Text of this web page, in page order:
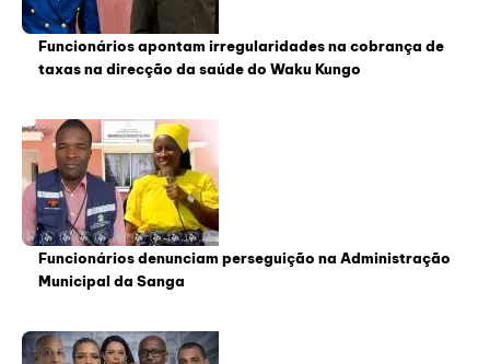
Funcionários apontam irregularidades na cobrança de
taxas na direcção da saúde do Waku Kungo
Funcionários denunciam perseguição na Administração
Municipal da Sanga